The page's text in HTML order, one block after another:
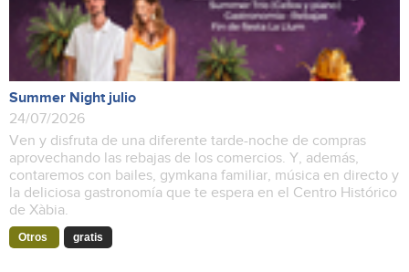
Summer Night julio
24/07/2026
Ven y disfruta de una diferente tarde-noche de compras
aprovechando las rebajas de los comercios. Y, además,
contaremos con bailes, gymkana familiar, música en directo y
la deliciosa gastronomía que te espera en el Centro Histórico
de Xàbia.
Otros gratis